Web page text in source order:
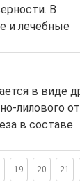
В
и лечебные
в виде
лилового
в составе
19 20 21